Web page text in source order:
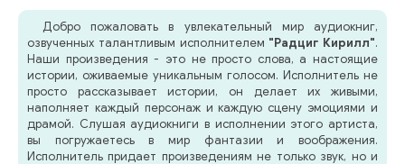
Добро пожаловать в увлекательный мир аудиокниг,
озвученных талантливым исполнителем "Радциг Кирилл".
Наши произведения - это не просто слова, а настоящие
истории, оживаемые уникальным голосом. Исполнитель не
просто рассказывает истории, он делает их живыми,
наполняет каждый персонаж и каждую сцену эмоциями и
драмой. Слушая аудиокниги в исполнении этого артиста,
вы погружаетесь в мир фантазии и воображения.
Исполнитель придает произведениям не только звук, но и